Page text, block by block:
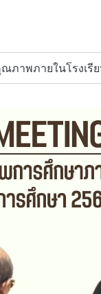
าพภายในโรงเรีย